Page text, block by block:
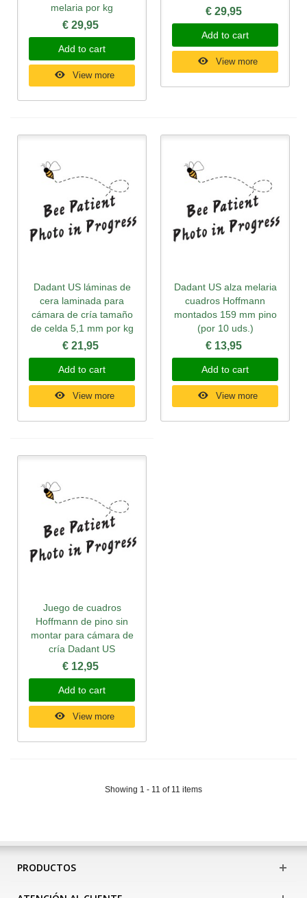
melaria por kg
€ 29,95
Add to cart
View more
€ 29,95
Add to cart
View more
Dadant US láminas de
cera laminada para
cámara de cría tamaño
de celda 5,1 mm por kg
€ 21,95
Add to cart
View more
Dadant US alza melaria
cuadros Hoffmann
montados 159 mm pino
(por 10 uds.)
€ 13,95
Add to cart
View more
Juego de cuadros
Hoffmann de pino sin
montar para cámara de
cría Dadant US
€ 12,95
Add to cart
View more
Showing 1 - 11 of 11 items
PRODUCTOS